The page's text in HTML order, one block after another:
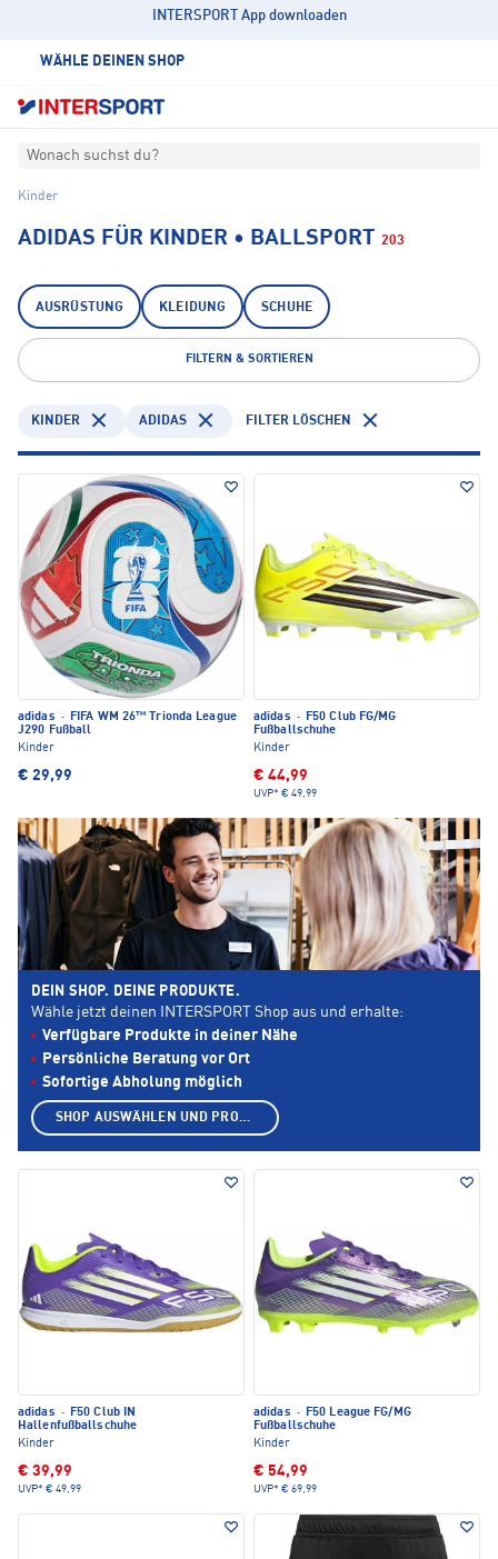
INTERSPORT App downloaden
WÄHLE DEINEN SHOP
Wonach suchst du?
Kinder
ADIDAS FÜR KINDER • BALLSPORT 203
AUSRÜSTUNG KLEIDUNG SCHUHE
FILTERN & SORTIEREN
KINDER ADIDAS FILTER LÖSCHEN
adidas ·
FIFA WM 26™ Trionda League
J290 Fußball
Kinder
€ 29,99
adidas ·
F50 Club FG/MG
Fußballschuhe
Kinder
€ 44,99
UVP* € 49,99
adidas · F50 Club IN
Hallenfußballschuhe
Kinder
€ 39,99
UVP* € 49,99
adidas · F50 League FG/MG
Fußballschuhe
Kinder
€ 54,99
UVP* € 69,99
DEIN SHOP. DEINE PRODUKTE.
Wähle jetzt deinen INTERSPORT Shop aus und erhalte:
Verfügbare Produkte in deiner Nähe
Persönliche Beratung vor Ort
Sofortige Abholung möglich
SHOP AUSWÄHLEN UND PRODUKTE ANZEIGEN